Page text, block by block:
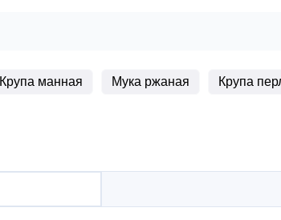
Крупа манная Мука ржаная Крупа